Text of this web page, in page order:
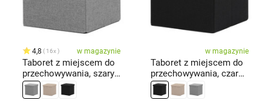
4,8 16x w magazynie
Taboret z miejscem do
przechowywania, szary,
38 x 38 x 38 cm
w magazynie
Taboret z miejscem do
przechowywania, czarny,
38 x 38 x 38 cm